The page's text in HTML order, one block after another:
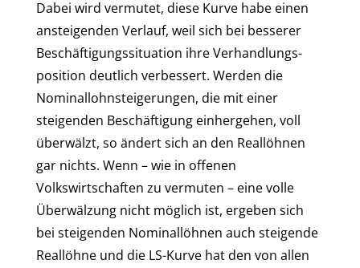
Dabei wird vermutet, diese Kurve habe einen
ansteigenden Verlauf, weil sich bei besserer
Beschäftigungssituation ihre Verhandlungs-
position deutlich verbessert. Werden die
Nominallohnsteigerungen, die mit einer
steigenden Beschäftigung einhergehen, voll
überwälzt, so ändert sich an den Reallöhnen
gar nichts. Wenn – wie in offenen
Volkswirtschaften zu vermuten – eine volle
Überwälzung nicht möglich ist, ergeben sich
bei steigenden Nominallöhnen auch steigende
Reallöhne und die LS-Kurve hat den von allen